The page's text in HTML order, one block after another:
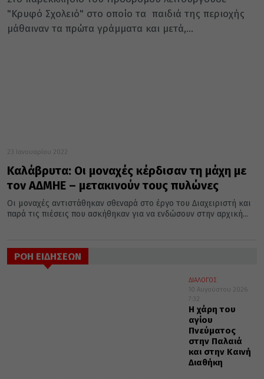
"Κρυφό Σχολειό" στο οποίο τα παιδιά της περιοχής
μάθαιναν τα πρώτα γράμματα και μετά,...
23 Ιανουαρίου 2022
Καλάβρυτα: Οι μοναχές κέρδισαν τη μάχη με
τον ΑΔΜΗΕ – μετακινούν τους πυλώνες
Οι μοναχές αντιστάθηκαν σθεναρά στο έργο του Διαχειριστή και
παρά τις πιέσεις που ασκήθηκαν για να ενδώσουν στην αρχική...
ΡΟΗ ΕΙΔΗΣΕΩΝ
ΔΙΑΛΟΓΟΣ
10 Αυγούστου 2026
7:32
Η χάρη του
αγίου
Πνεύματος
στην Παλαιά
και στην Καινή
Διαθήκη